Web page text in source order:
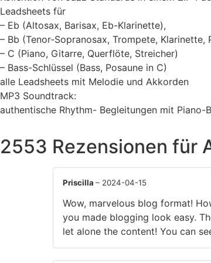
Leadsheets für
– Eb (Altosax, Barisax, Eb-Klarinette),
– Bb (Tenor-Sopranosax, Trompete, Klarinette,
– C (Piano, Gitarre, Querflöte, Streicher)
– Bass-Schlüssel (Bass, Posaune in C)
alle Leadsheets mit Melodie und Akkorden
MP3 Soundtrack:
authentische Rhythm- Begleitungen mit Piano-
2553 Rezensionen für
Priscilla – 2024-04-15
Wow, marvelous blog format!
you made blogging look easy.
let alone the content! You can